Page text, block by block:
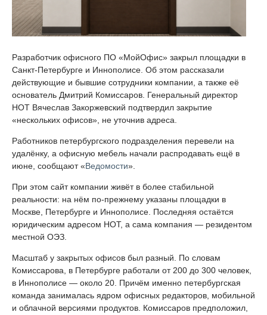
Разработчик офисного ПО «МойОфис» закрыл площадки в
Санкт-Петербурге и Иннополисе. Об этом рассказали
действующие и бывшие сотрудники компании, а также её
основатель Дмитрий Комиссаров. Генеральный директор
НОТ Вячеслав Закоржевский подтвердил закрытие
«нескольких офисов», не уточнив адреса.
Работников петербургского подразделения перевели на
удалёнку, а офисную мебель начали распродавать ещё в
июне, сообщают «Ведомости».
При этом сайт компании живёт в более стабильной
реальности: на нём по-прежнему указаны площадки в
Москве, Петербурге и Иннополисе. Последняя остаётся
юридическим адресом НОТ, а сама компания — резидентом
местной ОЭЗ.
Масштаб у закрытых офисов был разный. По словам
Комиссарова, в Петербурге работали от 200 до 300 человек,
в Иннополисе — около 20. Причём именно петербургская
команда занималась ядром офисных редакторов, мобильной
и облачной версиями продуктов. Комиссаров предположил,